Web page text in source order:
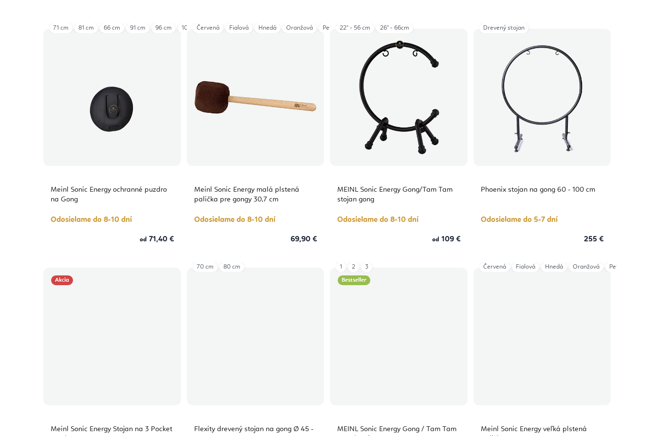
Meinl Sonic Energy ochranné puzdro
na Gong
Odosielame do 8-10 dní
od 71,40 €
71 cm 81 cm 66 cm 91 cm 96 cm 101 cm
Meinl Sonic Energy malá plstená
palička pre gongy 30,7 cm
Odosielame do 8-10 dní
69,90 €
Červená Fialová Hnedá Oranžová Petrolejová Zelená
MEINL Sonic Energy Gong/Tam Tam
stojan gong
Odosielame do 8-10 dní
od 109 €
22" - 56 cm 26'' - 66cm
Phoenix stojan na gong 60 - 100 cm
Odosielame do 5-7 dní
255 €
Drevený stojan
Akcia
Meinl Sonic Energy Stojan na 3 Pocket
Flexity drevený stojan na gong Ø 45 -
70 cm 80 cm
Bestseller
MEINL Sonic Energy Gong / Tam Tam
1 2 3
Meinl Sonic Energy veľká plstená
Červená Fialová Hnedá Oranžová Petrolejová